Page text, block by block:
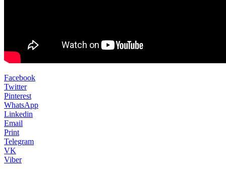
Facebook
Twitter
Pinterest
WhatsApp
Linkedin
Email
Print
Telegram
VK
Viber